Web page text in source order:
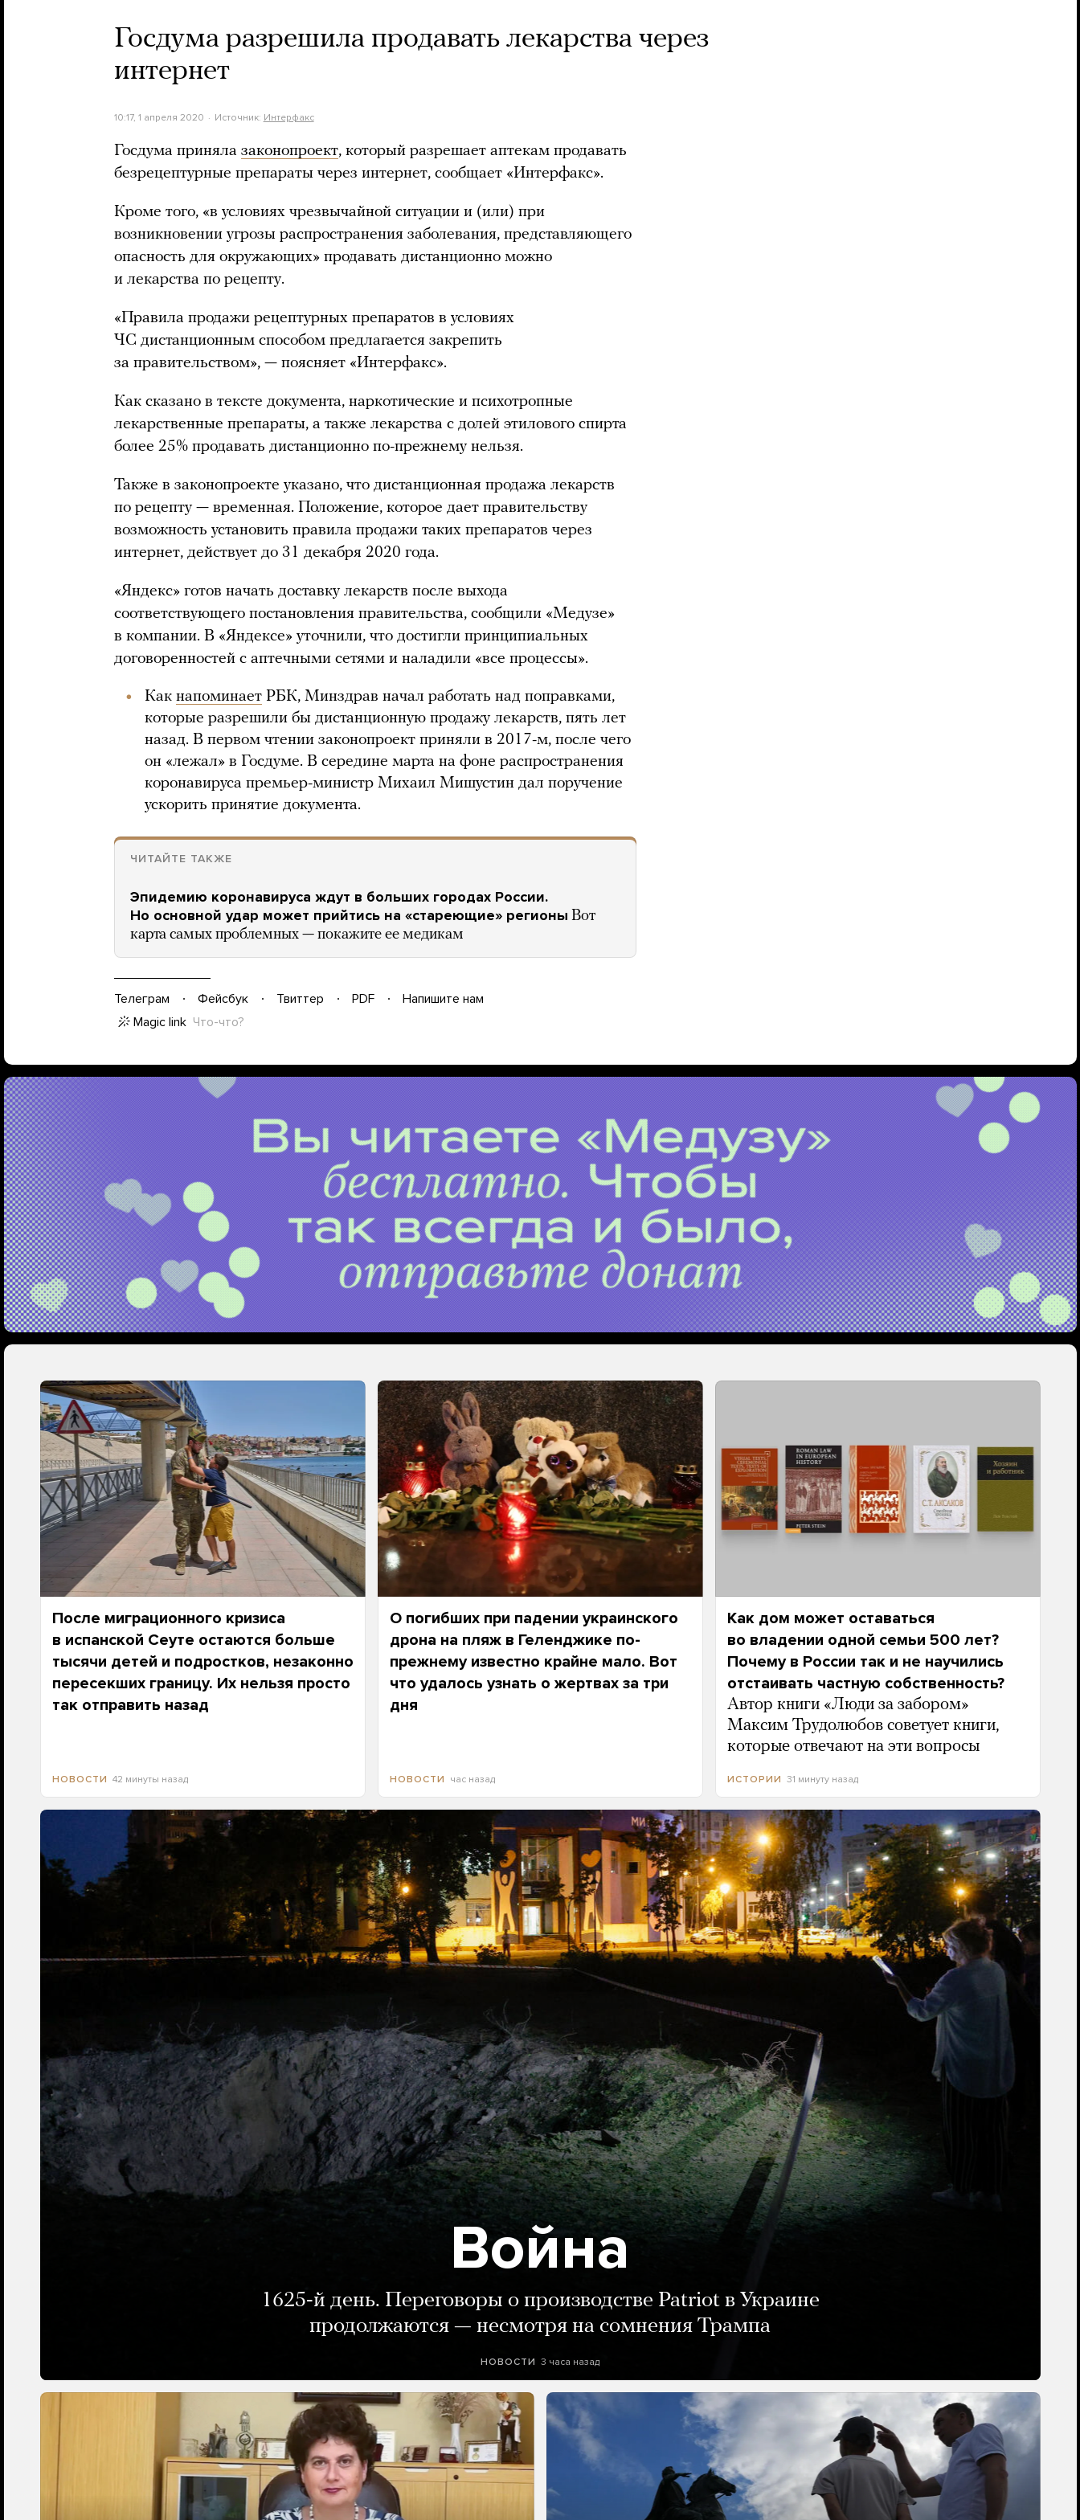
Госдума разрешила продавать лекарства через
интернет
10:17, 1 апреля 2020 Источник: Интерфакс
Госдума приняла законопроект, который разрешает аптекам продавать
безрецептурные препараты через интернет, сообщает «Интерфакс».
Кроме того, «в условиях чрезвычайной ситуации и (или) при
возникновении угрозы распространения заболевания, представляющего
опасность для окружающих» продавать дистанционно можно
и лекарства по рецепту.
«Правила продажи рецептурных препаратов в условиях
ЧС дистанционным способом предлагается закрепить
за правительством», — поясняет «Интерфакс».
Как сказано в тексте документа, наркотические и психотропные
лекарственные препараты, а также лекарства с долей этилового спирта
более 25% продавать дистанционно по-прежнему нельзя.
Также в законопроекте указано, что дистанционная продажа лекарств
по рецепту — временная. Положение, которое дает правительству
возможность установить правила продажи таких препаратов через
интернет, действует до 31 декабря 2020 года.
«Яндекс» готов начать доставку лекарств после выхода
соответствующего постановления правительства, сообщили «Медузе»
в компании. В «Яндексе» уточнили, что достигли принципиальных
договоренностей с аптечными сетями и наладили «все процессы».
Как напоминает РБК, Минздрав начал работать над поправками,
которые разрешили бы дистанционную продажу лекарств, пять лет
назад. В первом чтении законопроект приняли в 2017-м, после чего
он «лежал» в Госдуме. В середине марта на фоне распространения
коронавируса премьер-министр Михаил Мишустин дал поручение
ускорить принятие документа.
ЧИТАЙТЕ ТАКЖЕ
Эпидемию коронавируса ждут в больших городах России.
Но основной удар может прийтись на «стареющие» регионы Вот
карта самых проблемных — покажите ее медикам
Телеграм Фейсбук Твиттер PDF
Напишите нам
Magic link Что-что?
После миграционного кризиса
в испанской Сеуте остаются больше
тысячи детей и подростков, незаконно
пересекших границу. Их нельзя просто
так отправить назад
НОВОСТИ 42 минуты назад
О погибших при падении украинского
дрона на пляж в Геленджике по-
прежнему известно крайне мало. Вот
что удалось узнать о жертвах за три
дня
НОВОСТИ час назад
Как дом может оставаться
во владении одной семьи 500 лет?
Почему в России так и не научились
отстаивать частную собственность?
Автор книги «Люди за забором»
Максим Трудолюбов советует книги,
которые отвечают на эти вопросы
ИСТОРИИ 31 минуту назад
Война
1625-й день. Переговоры о производстве Patriot в Украине
продолжаются — несмотря на сомнения Трампа
НОВОСТИ 3 часа назад